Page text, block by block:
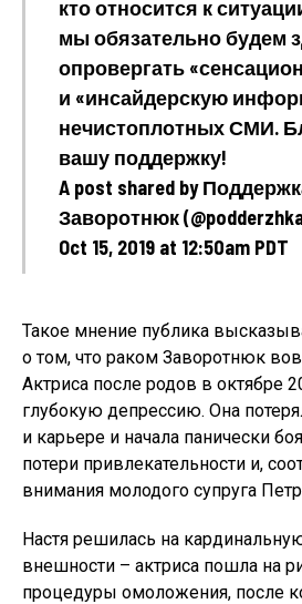
кто относится к
мы обязательно будем
опровергать
и «инсайдерскую
нечистоплотных СМИ.
вашу поддержку!
A post shared by
Заворотнюк
Oct 15, 2019 at 12:50am PDT
Такое мнение публика
о том, что раком Заворотнюк
Актриса после родов в октябре
глубокую депрессию. Она
и карьере и начала панически
потери привлекательности и,
внимания молодого супруга
Настя решилась на
внешности – актриса пошла на
процедуры омоложения, после